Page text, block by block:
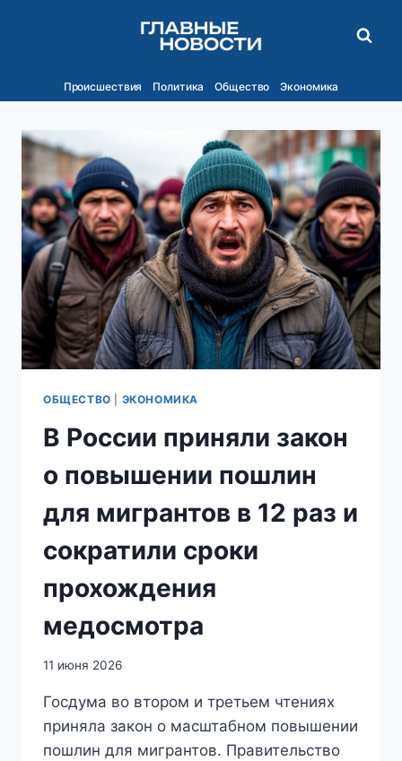
Происшествия Политика Общество Экономика
ОБЩЕСТВО ЭКОНОМИКА
В России приняли закон
о повышении пошлин
для мигрантов в 12 раз и
сократили сроки
прохождения
медосмотра
11 июня 2026
Госдума во втором и третьем чтениях
приняла закон о масштабном повышении
пошлин для мигрантов. Правительство